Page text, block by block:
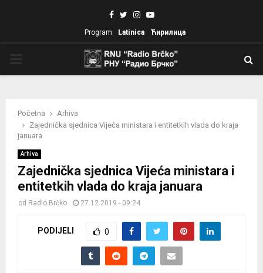
Facebook
TwitterInstagram
Youtube
Program Latinica Ћирилица
Početna
Arhiva
Zajednička sjednica Vijeća ministara i entitetkih vlada do kraja
januara
Arhiva
Zajednička sjednica Vijeća ministara i
entitetkih vlada do kraja januara
od Radio Brčko 27.12.2019 - 09:24
PODIJELI 0